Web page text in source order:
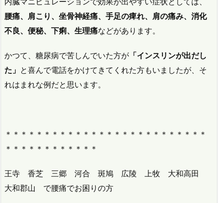
腰痛、肩こり、坐骨神経痛、手足の痺れ、肩の痛み、消化
不良、便秘、下痢、生理痛などがあります。
かつて、糖尿病で苦しんでいた方が 「インスリンが出だし
た」 と喜んで電話をかけてきてくれた方もいましたが、そ
れはまれな例だと思います。
＊＊＊＊＊＊＊＊＊＊＊＊＊＊＊＊＊＊＊＊＊＊＊＊＊＊
＊＊＊＊＊＊＊＊＊＊＊＊
王寺 香芝 三郷 河合 斑鳩 広陵 上牧 大和高田
大和郡山 で腰痛でお困りの方